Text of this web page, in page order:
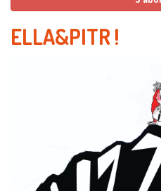
ELLA&PITR !